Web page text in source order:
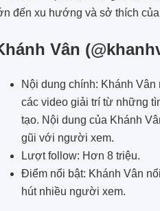
đến xu hướng và sở thích
Vân
Nội dung chính: Khánh
các video giải trí từ những
tạo. Nội dung của Khánh
gũi với người xem.
Lượt follow: Hơn 8 triệu.
Điểm nổi bật: Khánh Vân
hút nhiều người xem.